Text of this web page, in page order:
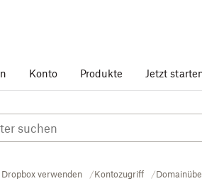
Konto Produkte Jetzt
verwenden Kontozugriff